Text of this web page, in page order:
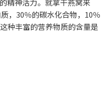
精神活力。就拿干燕窝来
，30％的碳水化合物，10％
种丰富的营养物质的含量是